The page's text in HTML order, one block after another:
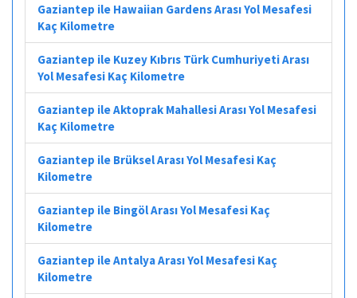
Gaziantep ile Hawaiian Gardens Arası Yol Mesafesi
Kaç Kilometre
Gaziantep ile Kuzey Kıbrıs Türk Cumhuriyeti Arası
Yol Mesafesi Kaç Kilometre
Gaziantep ile Aktoprak Mahallesi Arası Yol Mesafesi
Kaç Kilometre
Gaziantep ile Brüksel Arası Yol Mesafesi Kaç
Kilometre
Gaziantep ile Bingöl Arası Yol Mesafesi Kaç
Kilometre
Gaziantep ile Antalya Arası Yol Mesafesi Kaç
Kilometre